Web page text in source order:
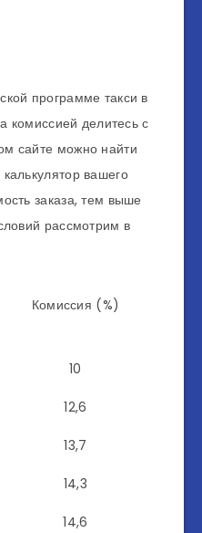
программе такси в
комиссией делитесь с
сайте можно найти
вашего
заказа, тем выше
рассмотрим в
Комиссия (%)
10
12,6
13,7
14,3
14,6